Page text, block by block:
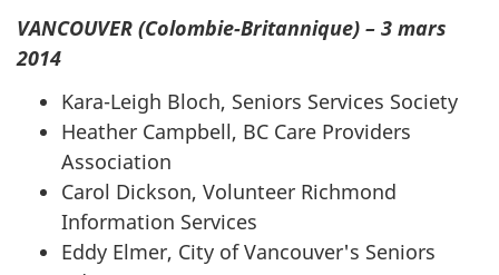
VANCOUVER (Colombie-Britannique) – 3 mars
2014
Kara-Leigh Bloch, Seniors Services Society
Heather Campbell, BC Care Providers
Association
Carol Dickson, Volunteer Richmond
Information Services
Eddy Elmer, City of Vancouver's Seniors